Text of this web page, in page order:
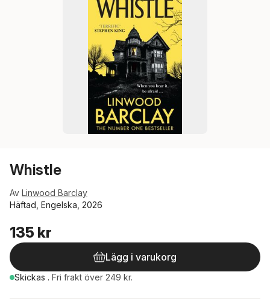
Whistle
Av Linwood Barclay
Häftad, Engelska, 2026
135 kr
Lägg i varukorg
Skickas . Fri frakt över 249 kr.